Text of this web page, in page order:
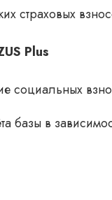
страховых
Plus
социальных
базы в